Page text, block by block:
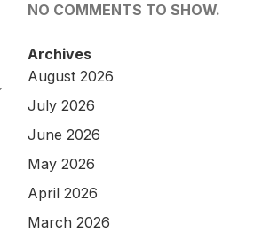
NO COMMENTS TO SHOW.
Archives
August 2026
July 2026
June 2026
May 2026
April 2026
March 2026